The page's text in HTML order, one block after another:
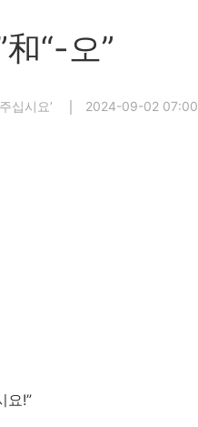
“-오”
십시요’ 2024-09-02 07:00
요!”